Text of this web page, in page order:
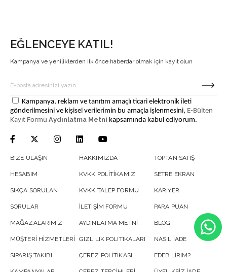
EĞLENCEYE KATIL!
Kampanya ve yeniliklerden ilk önce haberdar olmak için kayıt olun
Kampanya, reklam ve tanıtım amaçlı ticari elektronik ileti
gönderilmesini ve kişisel verilerimin bu amaçla işlenmesini, E-Bülten
Kayıt Formu Aydınlatma Metni kapsamında kabul ediyorum.
BIZE ULAŞIN
HESABIM
SIKÇA SORULAN
SORULAR
MAĞAZALARIMIZ
MÜŞTERİ HİZMETLERİ
SIPARIŞ TAKIBI
HAKKIMIZDA
KVKK POLİTİKAMIZ
KVKK TALEP FORMU
İLETİŞİM FORMU
AYDINLATMA METNİ
GIZLILIK POLITIKALARI
ÇEREZ POLİTİKASI
TOPTAN SATIŞ
SETRE EKRAN
KARIYER
PARA PUAN
BLOG
NASIL İADE
EDEBİLİRİM?